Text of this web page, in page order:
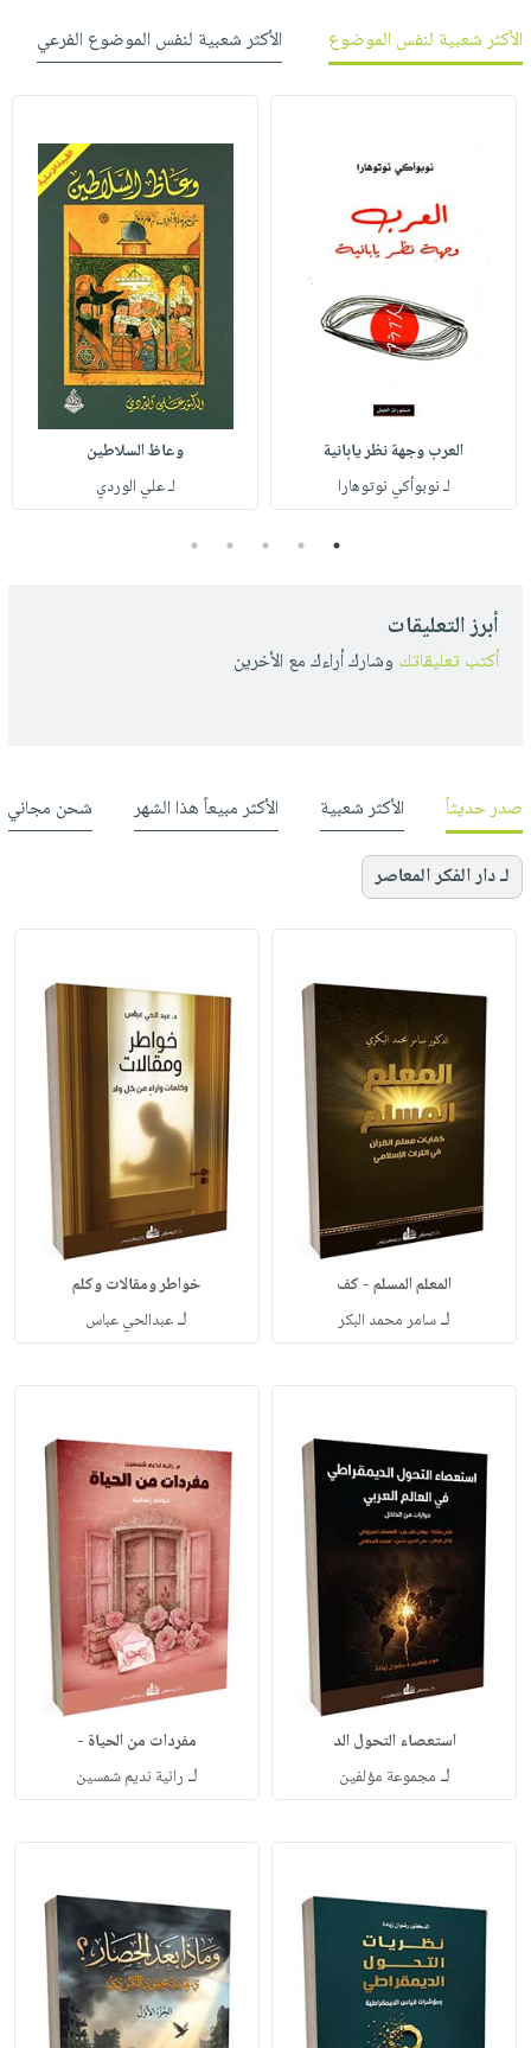
الأكثر شعبية لنفس الموضوع
الأكثر شعبية لنفس الموضوع الفرعي
العرب وجهة نظر يابانية
لـ نوبوأكي نوتوهارا
وعاظ السلاطين
لـ علي الوردي
1
2
3
4
5
أبرز التعليقات
أكتب تعليقاتك وشارك أراءك مع الأخرين
صدر حديثاً الأكثر شعبية الأكثر مبيعاً هذا الشهر شحن مجاني
لـ دار الفكر المعاصر
المعلم المسلم - كف
لـسامر محمد البكر
خواطر ومقالات وكلم
لـعبدالحي عباس
استعصاء التحول الد
لـ مجموعة مؤلفين
مفردات من الحياة -
لـ رانية نديم شمسين